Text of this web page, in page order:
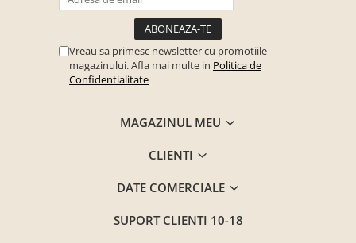
Paturi pentru copii
COVOARE CLASICE
Vreau sa primesc newsletter cu promotiile
magazinului. Afla mai multe in Politica de
Confidentialitate
MAGAZINUL MEU
CLIENTI
DATE COMERCIALE
SUPORT CLIENTI 10-18